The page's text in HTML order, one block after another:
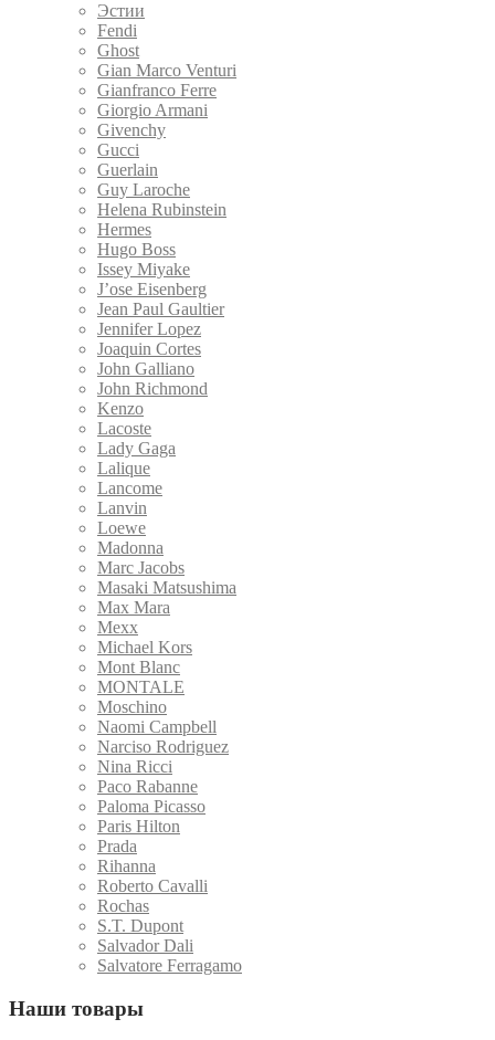
Эстии
Fendi
Ghost
Gian Marco Venturi
Gianfranco Ferre
Giorgio Armani
Givenchy
Gucci
Guerlain
Guy Laroche
Helena Rubinstein
Hermes
Hugo Boss
Issey Miyake
J’ose Eisenberg
Jean Paul Gaultier
Jennifer Lopez
Joaquin Cortes
John Galliano
John Richmond
Kenzo
Lacoste
Lady Gaga
Lalique
Lancome
Lanvin
Loewe
Madonna
Marc Jacobs
Masaki Matsushima
Max Mara
Mexx
Michael Kors
Mont Blanc
MONTALE
Moschino
Naomi Campbell
Narciso Rodriguez
Nina Ricci
Paco Rabanne
Paloma Picasso
Paris Hilton
Prada
Rihanna
Roberto Cavalli
Rochas
S.T. Dupont
Salvador Dali
Salvatore Ferragamo
Наши товары